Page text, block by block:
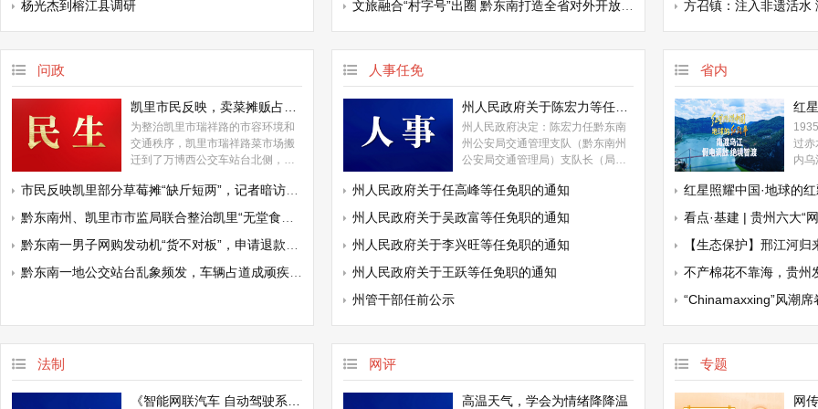
杨光杰到榕江县调研 文旅融合“村字号”出圈 黔东南打造全省对外开放“桥头堡” 方召镇：注入非遗活水
问政
为整治凯里市瑞祥路的市容环境和
交通秩序，凯里市瑞祥路菜市场搬
迁到了万博西公交车站台北侧，搬
率显著提升，但是新的问题又出现
了，现在有市民向《问政黔东南》
栏目反映，万博西公交车站台北侧
的菜市场，部分卖菜的摊贩仍选择
行带来不便。
市民反映凯里部分草莓摊“缺斤短两”，记者暗访发现......
黔东南州、凯里市市监局联合整治凯里“无堂食外卖”、无健康证、后厨环境脏乱差等食品安全问题
黔东南一男子网购发动机“货不对板”，申请退款却......
黔东南一地公交站台乱象频发，车辆占道成顽疾，市民乘车存隐患
人事任免
州人民政府决定：陈宏力任黔东南
州公安局交通管理支队（黔东南州
公安局交通管理局）支队长（局
州人民政府关于任高峰等任免职的通知
州人民政府关于吴政富等任免职的通知
州人民政府关于李兴旺等任免职的通知
州人民政府关于王跃等任免职的通知
州管干部任前公示
省内
过赤
内
浑元
从
乌
防。
红星照耀中国·地球的红飘带丨中央红军
看点·基建 | 贵州六大“
【生态保护】邢江河
不产棉花不靠海，贵州发展纺
“Chinamaxxing”风潮席卷全球，看
法制 网评
高温天气，学会为情绪降降温
专题